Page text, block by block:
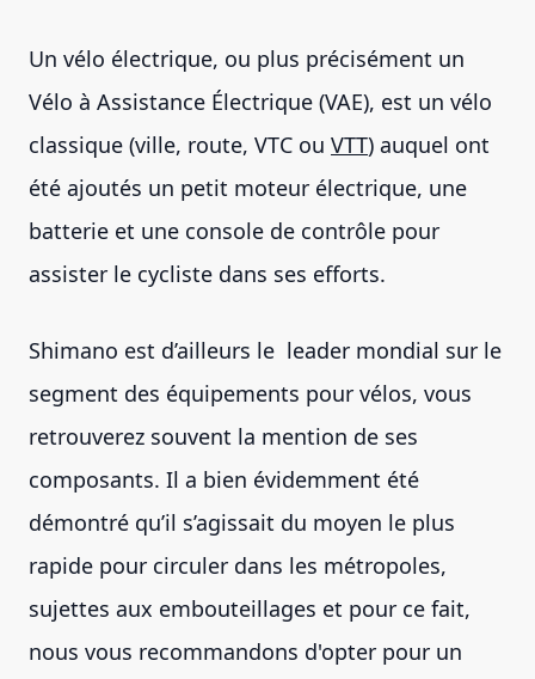
Un vélo électrique, ou plus précisément un
Vélo à Assistance Électrique (VAE), est un vélo
classique (ville, route, VTC ou VTT) auquel ont
été ajoutés un petit moteur électrique, une
batterie et une console de contrôle pour
assister le cycliste dans ses efforts.
Shimano est d’ailleurs le leader mondial sur le
segment des équipements pour vélos, vous
retrouverez souvent la mention de ses
composants. Il a bien évidemment été
démontré qu’il s’agissait du moyen le plus
rapide pour circuler dans les métropoles,
sujettes aux embouteillages et pour ce fait,
nous vous recommandons d'opter pour un